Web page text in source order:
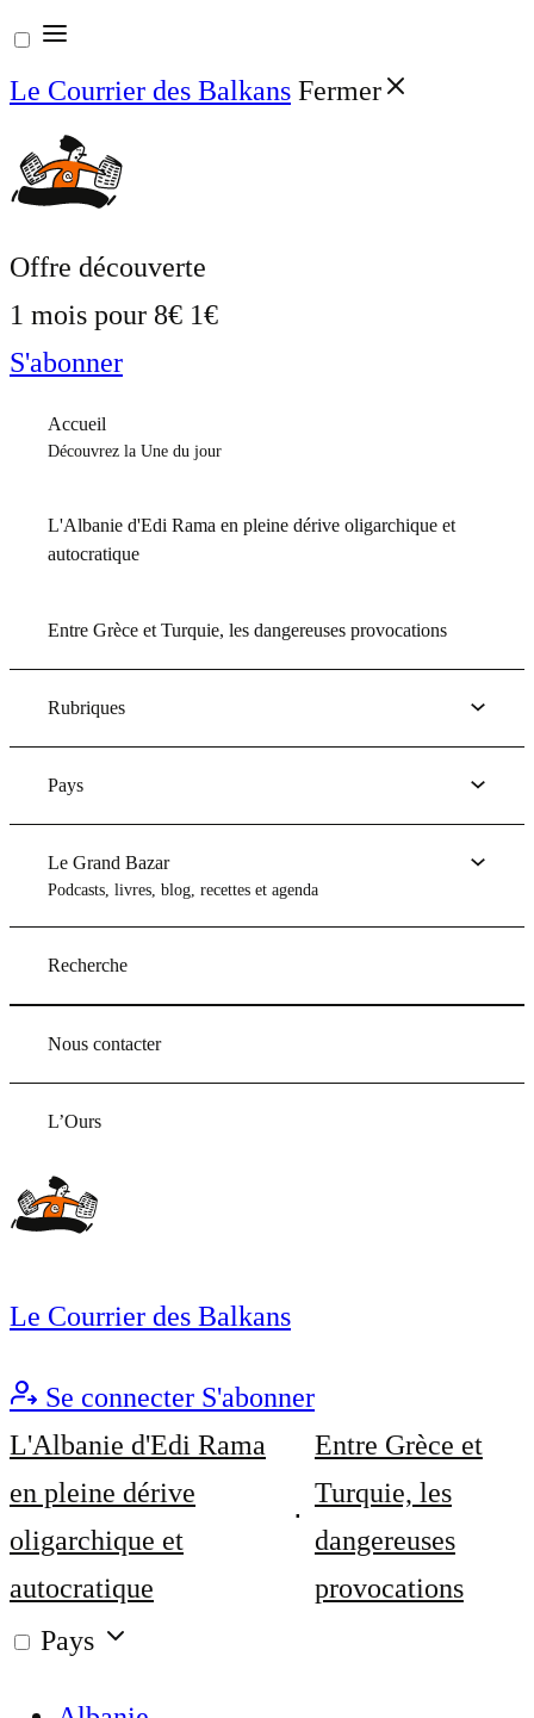
Aller
au
contenu
Le Courrier des Balkans Fermer
Offre découverte
1 mois pour 8€ 1€
S'abonner
Accueil
Découvrez la Une du jour
L'Albanie d'Edi Rama en pleine dérive oligarchique et
autocratique
Entre Grèce et Turquie, les dangereuses provocations
Rubriques
Pays
Le Grand Bazar
Podcasts, livres, blog, recettes et agenda
Recherche
Nous contacter
L’Ours
Le Courrier des Balkans
Se connecter S'abonner
L'Albanie d'Edi Rama
en pleine dérive
oligarchique et
autocratique
Entre Grèce et
Turquie, les
dangereuses
provocations
Pays